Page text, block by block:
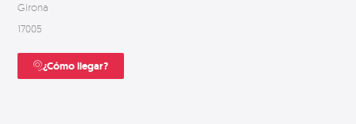
Girona
17005
¿Cómo llegar?